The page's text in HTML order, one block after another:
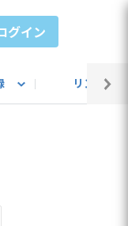
グイン
リンク集